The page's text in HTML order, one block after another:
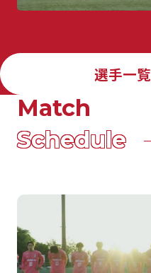
選手一覧
Match
Schedule